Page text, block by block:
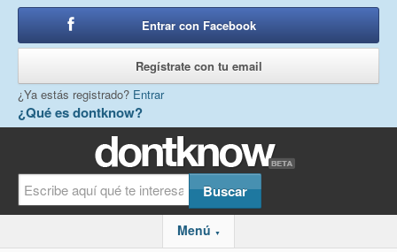
¿Qué es dontknow?
Entrar con Facebook
Regístrate con tu email
¿Ya estás registrado? Entrar
Menú ▼